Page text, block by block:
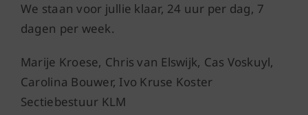
We staan voor jullie klaar, 24 uur per dag, 7
dagen per week.
Marije Kroese, Chris van Elswijk, Cas Voskuyl,
Carolina Bouwer, Ivo Kruse Koster
Sectiebestuur KLM